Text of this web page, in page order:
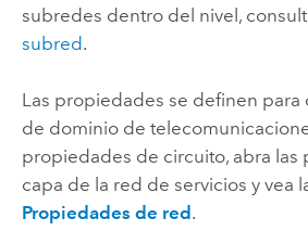
subredes dentro del nivel,
subred.
Las propiedades se definen para
de dominio de
propiedades de circuito, abra las
capa de la red de servicios y vea
Propiedades de red .